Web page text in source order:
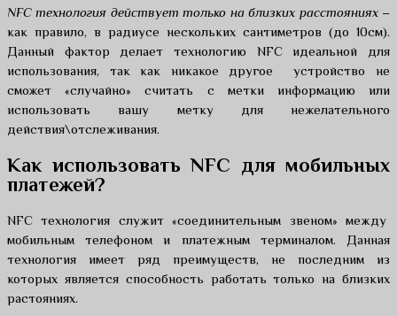
NFC технология действует только на близких расстояниях–
как правило, в радиусе нескольких сантиметров (до 10см).
Данный фактор делает технологию NFC идеальной для
использования, так как никакое другое устройство не
сможет «случайно» считать с метки информацию или
использовать вашу метку для нежелательного
действия\отслеживания.
Как использовать NFC для мобильных
платежей?
NFC технология служит «соединительным звеном» между
мобильным телефоном и платежным терминалом. Данная
технология имеет ряд преимуществ, не последним из
которых является способность работать только на близких
растояниях.